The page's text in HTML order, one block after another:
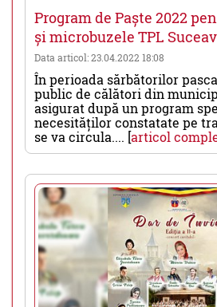
Program de Paște 2022
și microbuzele TPL
Data articol: 23.04.2022 18:08
În perioada sărbătorilor
public de călători din
asigurat după un program
necesităților constatate pe
se va circula.... [articol